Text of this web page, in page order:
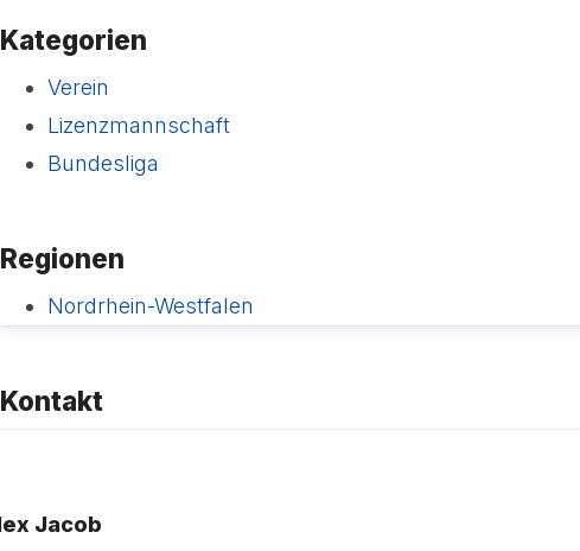
Kategorien
Verein
Lizenzmannschaft
Bundesliga
Regionen
Nordrhein-Westfalen
Kontakt
Jacob